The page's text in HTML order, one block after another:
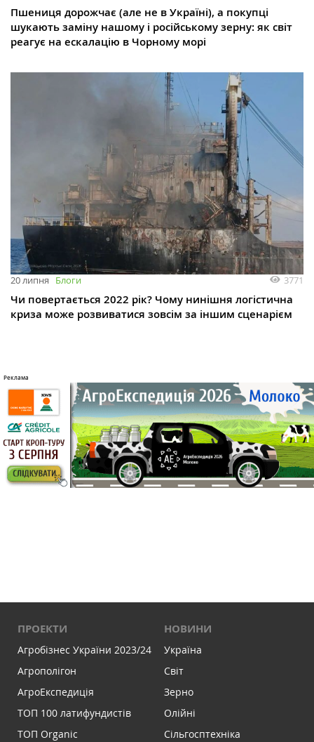
Пшениця дорожчає (але не в Україні), а покупці
шукають заміну нашому і російському зерну: як світ
реагує на ескалацію в Чорному морі
20 липня Блоги 3771
Чи повертається 2022 рік? Чому нинішня логістична
криза може розвиватися зовсім за іншим сценарієм
ПРОЕКТИ
Агробізнес України 2023/24
Агрополігон
АгроЕкспедиція
ТОП 100 латифундистів
ТОП Organic
НОВИНИ
Україна
Світ
Зерно
Олійні
Сільгосптехніка